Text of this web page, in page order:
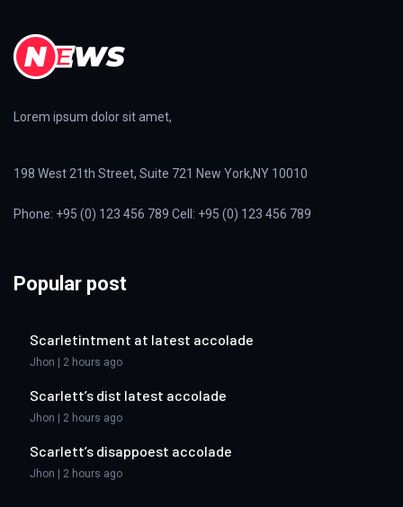
Lorem ipsum dolor sit amet,
198 West 21th Street, Suite 721 New York,NY 10010
Phone: +95 (0) 123 456 789 Cell: +95 (0) 123 456 789
Popular post
Scarletintment at latest accolade
Jhon | 2 hours ago
Scarlett’s dist latest accolade
Jhon | 2 hours ago
Scarlett’s disappoest accolade
Jhon | 2 hours ago